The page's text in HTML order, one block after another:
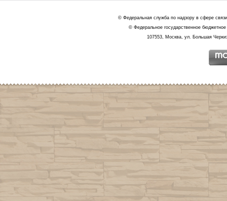
© Федеральная служба по надзору в сфере
© Федеральное государственное
107553, Москва, ул. Большая